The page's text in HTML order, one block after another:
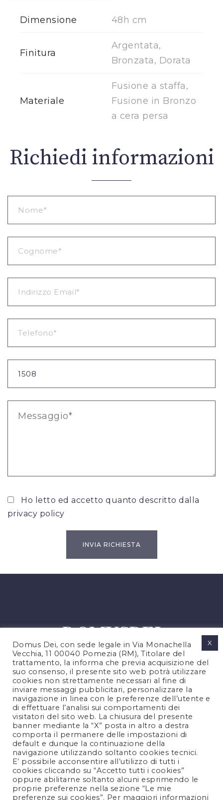
Dimensione 48h cm
Finitura
Argentata,
Bronzata, Dorata
Materiale
Fusione a staffa,
Fusione in Bronzo
a cera persa
Richiedi informazioni
Ho letto ed accetto quanto descritto dalla
privacy policy
PRIVACY POLICY
COOKIES POLICY
NOTE LEGALI
CONTATTACI
FOLLOW US
Domus Dei, con sede legale in Via Monachella
Vecchia, 11 00040 Pomezia (RM), Titolare del
trattamento, la informa che previa acquisizione del
suo consenso, il presente sito web potrà utilizzare
cookies non strettamente necessari al fine di
inviare messaggi pubblicitari, personalizzare la
navigazione in linea con le preferenze dell’utente e
di effettuare l’analisi sui comportamenti dei
visitatori del sito web. La chiusura del presente
banner mediante la “X” posta in altro a destra
comporta il permanere delle impostazioni di
default e dunque la continuazione della
navigazione utilizzando soltanto cookies tecnici.
E’ possibile acconsentire all’utilizzo di tutti i
cookies cliccando su “Accetto tutti i cookies”
oppure abilitarne soltanto alcuni esprimendo le
proprie preferenze nella sezione “Le mie
preferenze sui cookies”. Per maggiori informazioni
X